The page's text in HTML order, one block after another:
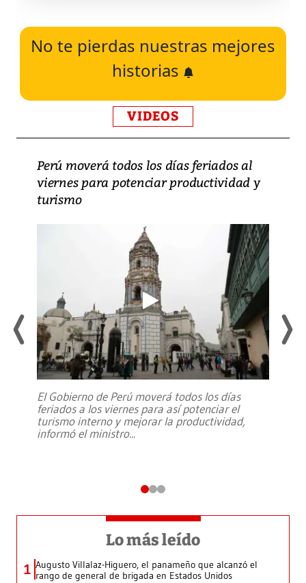
No te pierdas nuestras mejores
historias
VIDEOS
Perú moverá todos los días feriados al
viernes para potenciar productividad y
turismo
El Gobierno de Perú moverá todos los días
feriados a los viernes para así potenciar el
turismo interno y mejorar la productividad,
informó el ministro...
Lo más leído
1 Augusto Villalaz-Higuero, el panameño que alcanzó el
rango de general de brigada en Estados Unidos